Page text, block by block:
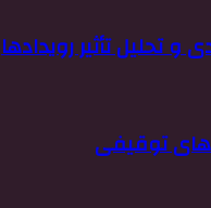
و تحلیل تأثیر رویدادها
توقیفی